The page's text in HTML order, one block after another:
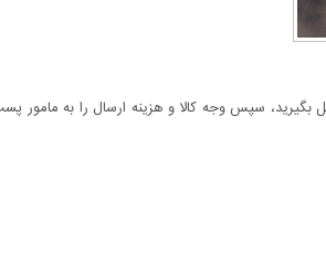
سپس وجه کالا و هزینه ارسال را به مامور